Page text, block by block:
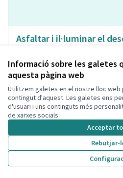
Informació sobre les galetes
aquesta pàgina web
Utilitzem galetes en el nostre lloc
contingut d'aquest. Les galetes ens
d'usuari i uns continguts més
de xarxes socials.
Acceptar
Rebutjar-
Asfaltar i il·luminar el
Bòbila
Laia Espai Públic